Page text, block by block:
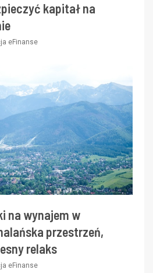
kapitał na
eFinanse
na wynajem w
przestrzeń,
relaks
eFinanse